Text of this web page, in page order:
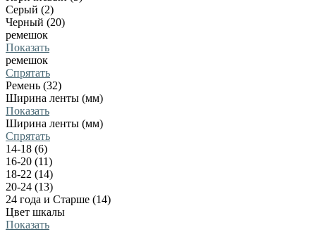
Серый (2)
Черный (20)
ремешок
Показать
ремешок
Спрятать
Ремень (32)
Ширина ленты (мм)
Показать
Ширина ленты (мм)
Спрятать
14-18 (6)
16-20 (11)
18-22 (14)
20-24 (13)
24 года и Старше (14)
Цвет шкалы
Показать